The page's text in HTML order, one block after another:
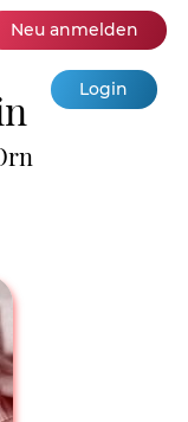
Neu anmelden
Login